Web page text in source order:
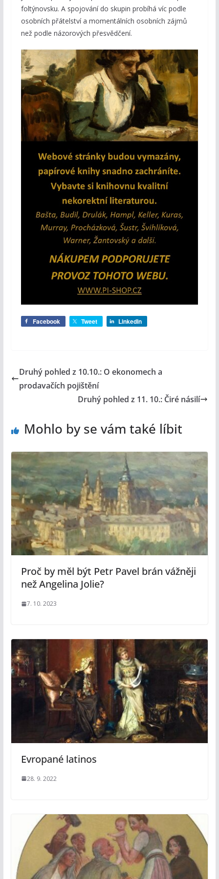
foltýnovsku. A spojování do skupin probíhá víc podle
osobních přátelství a momentálních osobních zájmů
než podle názorových přesvědčení.
Facebook Tweet LinkedIn
Druhý pohled z 10.10.: O ekonomech a
prodavačích pojištění
Druhý pohled z 11. 10.: Čiré násilí
Mohlo by se vám také líbit
Proč by měl být Petr Pavel brán vážněji
než Angelina Jolie?
7. 10. 2023
Evropané latinos
28. 9. 2022